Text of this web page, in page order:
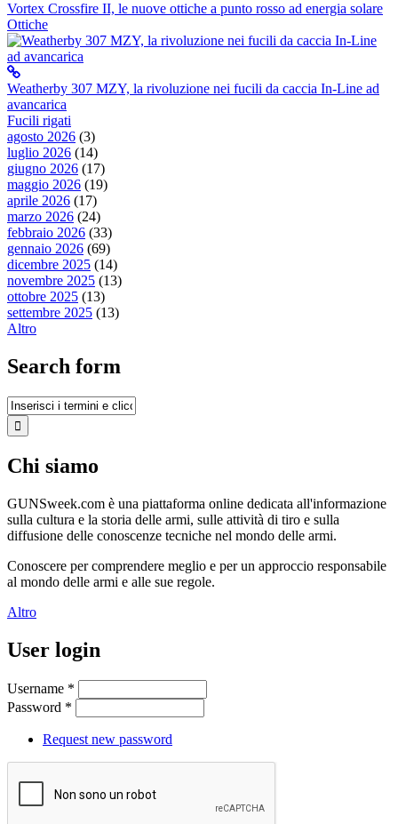
Vortex Crossfire II, le nuove ottiche a punto rosso ad energia solare
Ottiche
Weatherby 307 MZY, la rivoluzione nei fucili da caccia In-Line ad
avancarica
Fucili rigati
agosto 2026 (3)
luglio 2026 (14)
giugno 2026 (17)
maggio 2026 (19)
aprile 2026 (17)
marzo 2026 (24)
febbraio 2026 (33)
gennaio 2026 (69)
dicembre 2025 (14)
novembre 2025 (13)
ottobre 2025 (13)
settembre 2025 (13)
Altro
Search form
Chi siamo
GUNSweek.com è una piattaforma online dedicata all'informazione
sulla cultura e la storia delle armi, sulle attività di tiro e sulla
diffusione delle conoscenze tecniche nel mondo delle armi.
Conoscere per comprendere meglio e per un approccio responsabile
al mondo delle armi e alle sue regole.
Altro
User login
Username *
Password *
Request new password